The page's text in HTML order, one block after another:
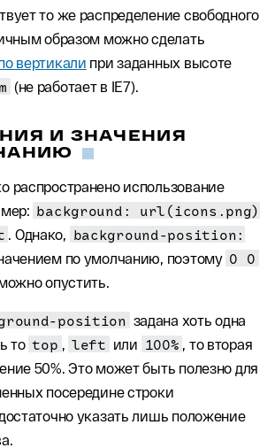
то же распределение свободного
образом можно сделать
вертикали при заданных высоте
(не работает в IE7).
И ЗНАЧЕНИЯ
распространено использование
background: url(icons.png)
. Однако,
background-position:
по умолчанию, поэтому 0 0
опустить.
position задана хоть одна
то top left или 100%
, то вторая
50%. Это может быть полезно для
посередине строки
указать лишь положение